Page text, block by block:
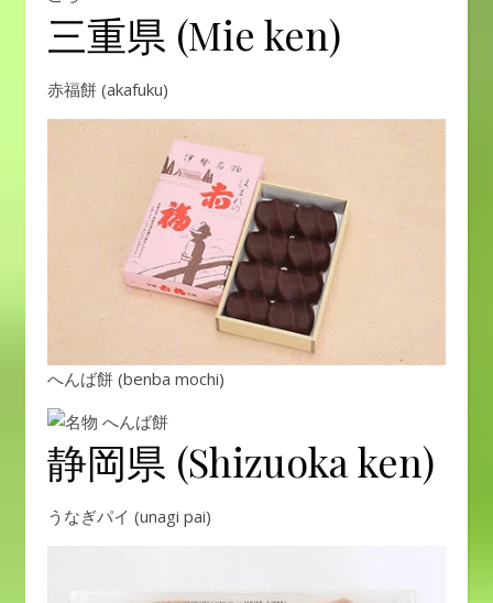
三重県 (Mie ken)
赤福餅 (akafuku)
へんば餅 (benba mochi)
静岡県 (Shizuoka ken)
うなぎパイ (unagi pai)